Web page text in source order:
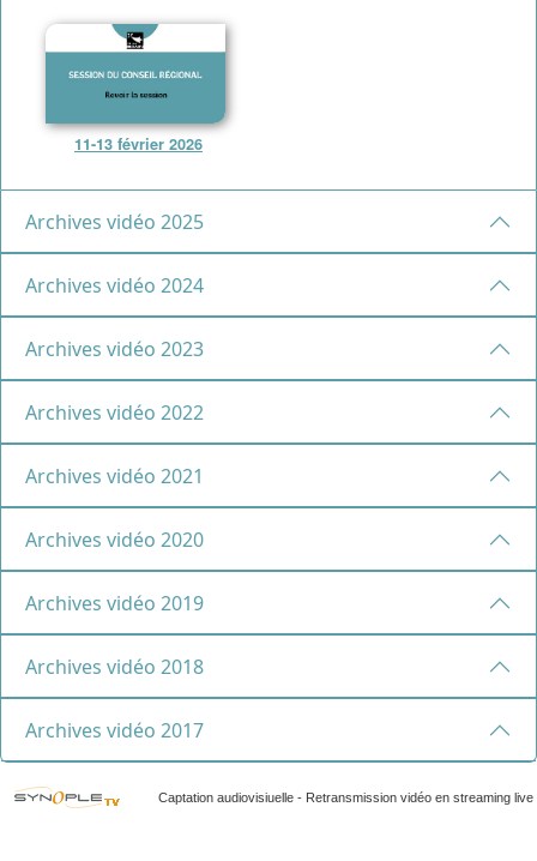
11-13 février 2026
Archives vidéo 2025
Archives vidéo 2024
Archives vidéo 2023
Archives vidéo 2022
Archives vidéo 2021
Archives vidéo 2020
Archives vidéo 2019
Archives vidéo 2018
Archives vidéo 2017